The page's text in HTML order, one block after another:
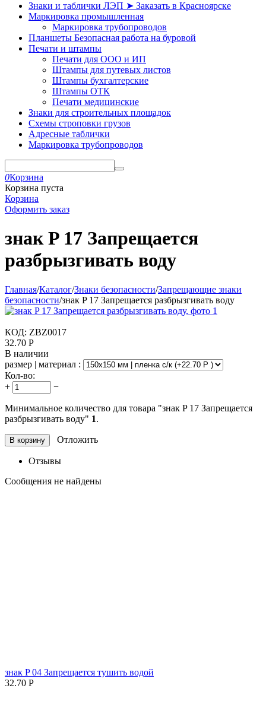
Знаки и таблички ЛЭП ➤ Заказать в Красноярске
Маркировка промышленная
Маркировка трубопроводов
Планшеты Безопасная работа на буровой
Печати и штампы
Печати для ООО и ИП
Штампы для путевых листов
Штампы бухгалтерские
Штампы ОТК
Печати медицинские
Знаки для строительных площадок
Схемы строповки грузов
Адресные таблички
Маркировка трубопроводов
0Корзина
Корзина пуста
Корзина
Оформить заказ
знак P 17 Запрещается
разбрызгивать воду
Главная/Каталог/Знаки безопасности/Запрещающие знаки
безопасности/знак P 17 Запрещается разбрызгивать воду
КОД: ZBZ0017
32.70 Р
В наличии
размер | материал :
Кол-во:
+
−
Минимальное количество для товара "знак P 17 Запрещается
разбрызгивать воду" 1.
В корзину Отложить
Отзывы
Сообщения не найдены
знак P 04 Запрещается тушить водой
32.70 Р